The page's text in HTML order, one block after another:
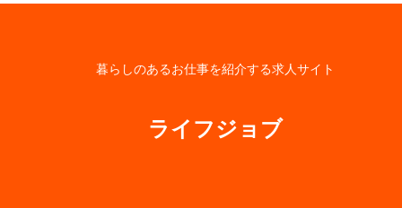
暮らしのあるお仕事を紹介する求人サイト
ライフジョブ